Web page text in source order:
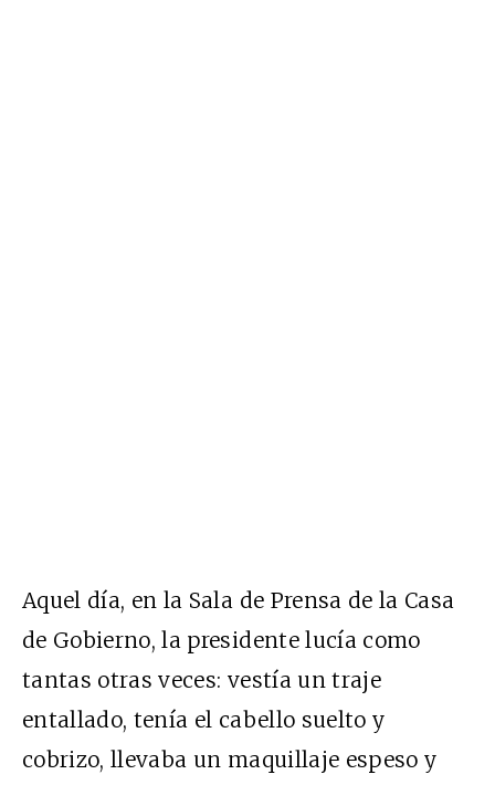
Aquel día, en la Sala de Prensa de la Casa
de Gobierno, la presidente lucía como
tantas otras veces: vestía un traje
entallado, tenía el cabello suelto y
cobrizo, llevaba un maquillaje espeso y